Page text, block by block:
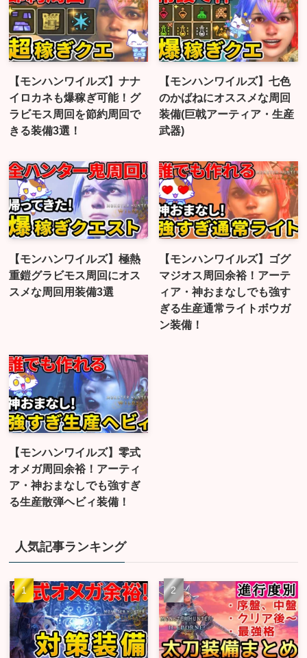
【モンハンワイルズ】ナナ
イロカネも爆稼ぎ可能！グ
ラビモス周回を節約周回で
きる装備3選！
【モンハンワイルズ】七色
のかばねにオススメな周回
装備(巨戟アーティア・生産
武器)
【モンハンワイルズ】極熱
重鎧グラビモス周回にオス
スメな周回用装備3選
【モンハンワイルズ】ゴグ
マジオス周回余裕！アーテ
ィア・神おまなしでも強す
ぎる生産通常ライトボウガ
ン装備！
【モンハンワイルズ】零式
オメガ周回余裕！アーティ
ア・神おまなしでも強すぎ
る生産散弾ヘビィ装備！
人気記事ランキング